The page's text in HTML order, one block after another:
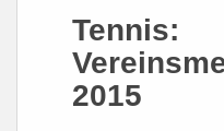
Tennis:
2015